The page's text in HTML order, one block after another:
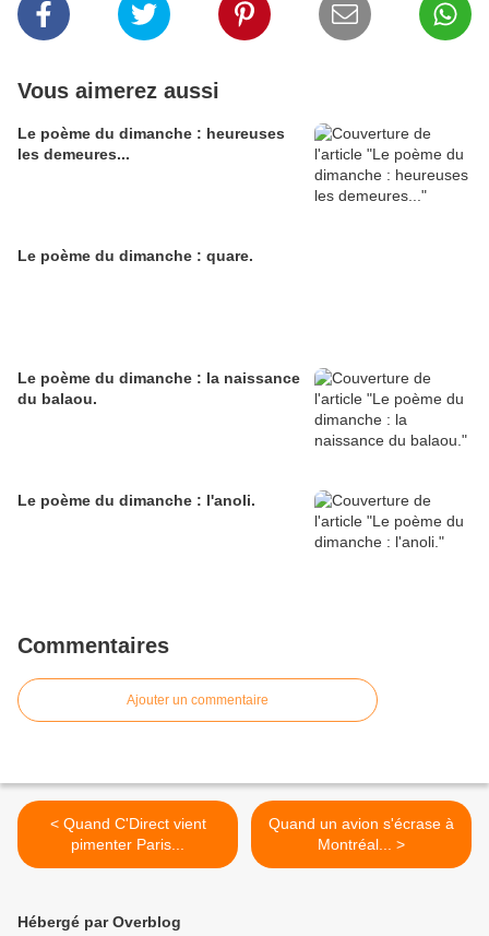
Vous aimerez aussi
Le poème du dimanche : heureuses
les demeures...
Le poème du dimanche : quare.
Le poème du dimanche : la naissance
du balaou.
Le poème du dimanche : l'anoli.
Commentaires
Ajouter un commentaire
< Quand C'Direct vient
pimenter Paris...
Quand un avion s'écrase à
Montréal... >
Hébergé par Overblog